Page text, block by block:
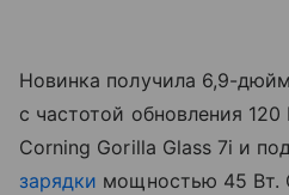
Новинка получила 6,9-
с частотой обновления
Corning Gorilla Glass 7i и
зарядки мощностью 45 Вт.